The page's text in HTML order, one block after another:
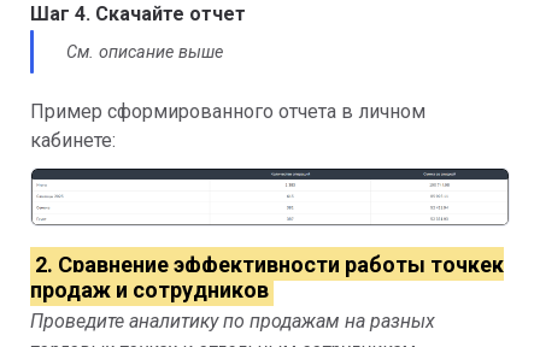
Шаг 4. Скачайте отчет
См. описание выше
Пример сформированного отчета в личном
кабинете:
2. Сравнение эффективности работы точкек
продаж и сотрудников
Проведите аналитику по продажам на разных